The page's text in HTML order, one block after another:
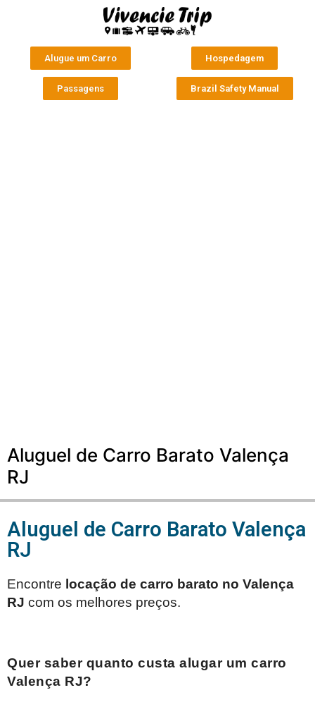
Alugue um Carro Hospedagem
Passagens Brazil Safety Manual
Aluguel de Carro Barato Valença
RJ
Aluguel de Carro Barato Valença
RJ
Encontre locação de carro barato no Valença
RJ com os melhores preços.
Quer saber quanto custa alugar um carro
Valença RJ?